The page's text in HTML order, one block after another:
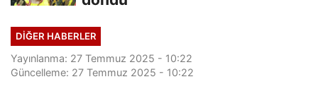
DIĞER HABERLER
Yayınlanma: 27 Temmuz 2025 - 10:22
Güncelleme: 27 Temmuz 2025 - 10:22